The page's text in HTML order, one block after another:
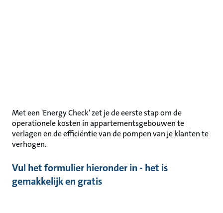
Met een 'Energy Check' zet je de eerste stap om de
operationele kosten in appartementsgebouwen te
verlagen en de efficiëntie van de pompen van je klanten te
verhogen.
Vul het formulier hieronder in - het is
gemakkelijk en gratis